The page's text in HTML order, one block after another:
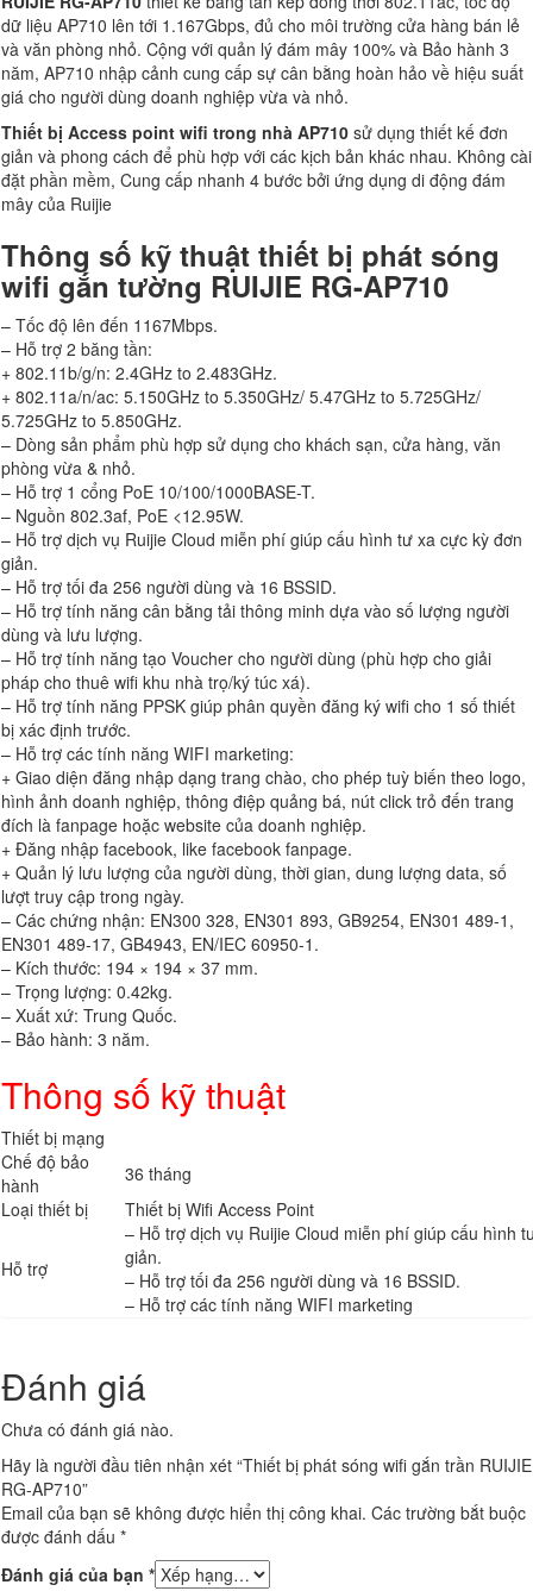
dữ liệu AP710 lên tới 1.167Gbps, đủ cho môi trường cửa hàng bán lẻ
và văn phòng nhỏ. Cộng với quản lý đám mây 100% và Bảo hành 3
năm, AP710 nhập cảnh cung cấp sự cân bằng hoàn hảo về hiệu suất
giá cho người dùng doanh nghiệp vừa và nhỏ.
Thiết bị Access point wifi trong nhà AP710 sử dụng thiết kế đơn
giản và phong cách để phù hợp với các kịch bản khác nhau. Không cài
đặt phần mềm, Cung cấp nhanh 4 bước bởi ứng dụng di động đám
mây của Ruijie
Thông số kỹ thuật thiết bị phát sóng
wifi gắn tường RUIJIE RG-AP710
– Tốc độ lên đến 1167Mbps.
– Hỗ trợ 2 băng tần:
+ 802.11b/g/n: 2.4GHz to 2.483GHz.
+ 802.11a/n/ac: 5.150GHz to 5.350GHz/ 5.47GHz to 5.725GHz/
5.725GHz to 5.850GHz.
– Dòng sản phẩm phù hợp sử dụng cho khách sạn, cửa hàng, văn
phòng vừa & nhỏ.
– Hỗ trợ 1 cổng PoE 10/100/1000BASE-T.
– Nguồn 802.3af, PoE <12.95W.
– Hỗ trợ dịch vụ Ruijie Cloud miễn phí giúp cấu hình tư xa cực kỳ đơn
giản.
– Hỗ trợ tối đa 256 người dùng và 16 BSSID.
– Hỗ trợ tính năng cân bằng tải thông minh dựa vào số lượng người
dùng và lưu lượng.
– Hỗ trợ tính năng tạo Voucher cho người dùng (phù hợp cho giải
pháp cho thuê wifi khu nhà trọ/ký túc xá).
– Hỗ trợ tính năng PPSK giúp phân quyền đăng ký wifi cho 1 số thiết
bị xác định trước.
– Hỗ trợ các tính năng WIFI marketing:
+ Giao diện đăng nhập dạng trang chào, cho phép tuỳ biến theo logo,
hình ảnh doanh nghiệp, thông điệp quảng bá, nút click trỏ đến trang
đích là fanpage hoặc website của doanh nghiệp.
+ Đăng nhập facebook, like facebook fanpage.
+ Quản lý lưu lượng của người dùng, thời gian, dung lượng data, số
lượt truy cập trong ngày.
– Các chứng nhận: EN300 328, EN301 893, GB9254, EN301 489-1,
EN301 489-17, GB4943, EN/IEC 60950-1.
– Kích thước: 194 × 194 × 37 mm.
– Trọng lượng: 0.42kg.
– Xuất xứ: Trung Quốc.
– Bảo hành: 3 năm.
Thông số kỹ thuật
Thiết bị mạng
Chế độ bảo
hành
36 tháng
Loại thiết bị
Thiết bị Wifi Access Point
Hỗ trợ
– Hỗ trợ dịch vụ Ruijie Cloud miễn phí giúp cấu hình
giản.
– Hỗ trợ tối đa 256 người dùng và 16 BSSID.
– Hỗ trợ các tính năng WIFI marketing
Đánh giá
Chưa có đánh giá nào.
Hãy là người đầu tiên nhận xét “Thiết bị phát sóng wifi gắn trần RUIJIE
RG-AP710”
Email của bạn sẽ không được hiển thị công khai. Các trường bắt buộc
được đánh dấu *
Đánh giá của bạn *